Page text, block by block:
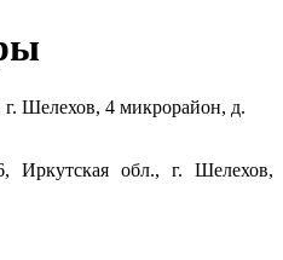
г. Шелехов, 4 микрорайон, д.
Иркутская обл., г. Шелехов,